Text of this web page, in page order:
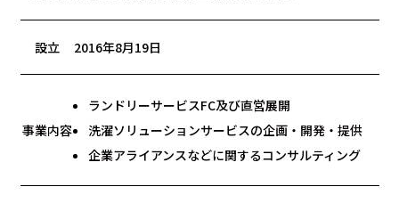
設立 2016年8月19日
事業内容
ランドリーサービスFC及び直営展開
洗濯ソリューションサービスの企画・開発・提供
企業アライアンスなどに関するコンサルティング